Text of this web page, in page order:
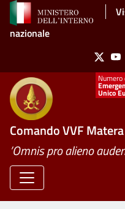
Salta al contenuto
nazionale
X
Unico
Comando VVF Matera
’Omnis pro alieno